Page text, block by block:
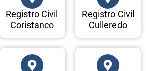
Registro Civil
Coristanco
Registro Civil
Culleredo